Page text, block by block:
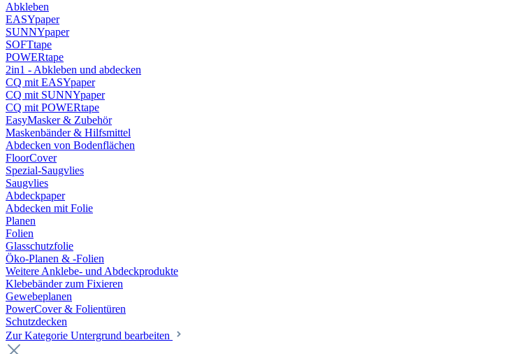
Abkleben
EASYpaper
SUNNYpaper
SOFTtape
POWERtape
2in1 - Abkleben und abdecken
CQ mit EASYpaper
CQ mit SUNNYpaper
CQ mit POWERtape
EasyMasker & Zubehör
Maskenbänder & Hilfsmittel
Abdecken von Bodenflächen
FloorCover
Spezial-Saugvlies
Saugvlies
Abdeckpaper
Abdecken mit Folie
Planen
Folien
Glasschutzfolie
Öko-Planen & -Folien
Weitere Anklebe- und Abdeckprodukte
Klebebänder zum Fixieren
Gewebeplanen
PowerCover & Folientüren
Schutzdecken
Zur Kategorie Untergrund bearbeiten